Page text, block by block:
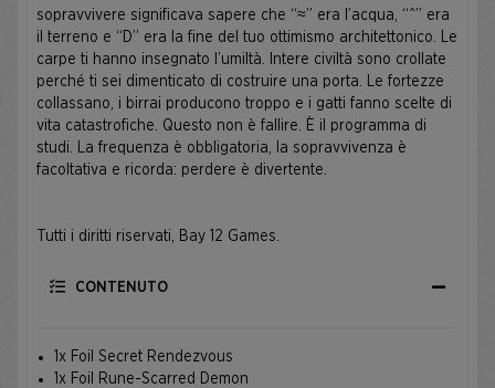
sopravvivere significava sapere che “≈” era l’acqua, “^” era
il terreno e “D” era la fine del tuo ottimismo architettonico. Le
carpe ti hanno insegnato l’umiltà. Intere civiltà sono crollate
perché ti sei dimenticato di costruire una porta. Le fortezze
collassano, i birrai producono troppo e i gatti fanno scelte di
vita catastrofiche. Questo non è fallire. È il programma di
studi. La frequenza è obbligatoria, la sopravvivenza è
facoltativa e ricorda: perdere è divertente.
Tutti i diritti riservati, Bay 12 Games.
CONTENUTO
1x Foil Secret Rendezvous
1x Foil Rune-Scarred Demon